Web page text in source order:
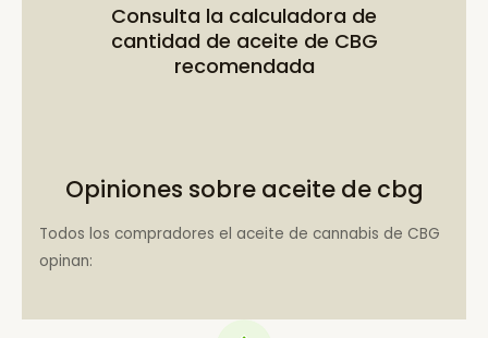
Consulta la calculadora de
cantidad de aceite de CBG
recomendada
Opiniones sobre aceite de cbg
Todos los compradores el aceite de cannabis de CBG
opinan: